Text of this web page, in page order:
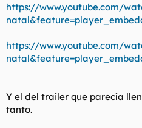
https://www.youtube.com/
https://www.youtube.com/
Y el del trailer que parecía
tanto.